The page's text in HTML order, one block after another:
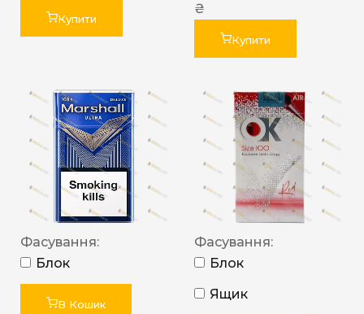
Купити
₴
Купити
Фасування:
Блок
В Кошик
Фасування:
Блок
Ящик